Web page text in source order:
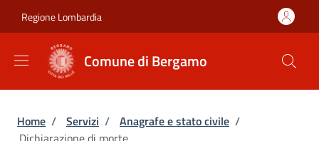
Regione Lombardia
Comune di Bergamo
Briciole di pane
Home / Servizi / Anagrafe e stato civile /